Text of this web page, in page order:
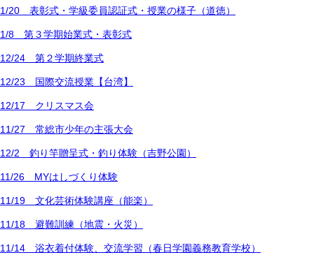
1/20 表彰式・学級委員認証式・授業の様子（道徳）
1/8 第３学期始業式・表彰式
12/24 第２学期終業式
12/23 国際交流授業【台湾】
12/17 クリスマス会
11/27 常総市少年の主張大会
12/2 釣り竿贈呈式・釣り体験（吉野公園）
11/26 MYはしづくり体験
11/19 文化芸術体験講座（能楽）
11/18 避難訓練（地震・火災）
11/14 浴衣着付体験、交流学習（春日学園義務教育学校）